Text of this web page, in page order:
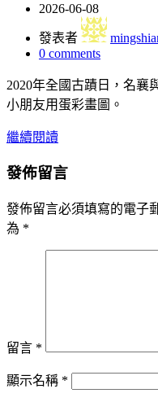
2026-06-08
發表者
0 comments
2020年全國古蹟日，名襄
小朋友用蛋彩畫圖。
繼續閱讀
發佈留言
發佈留言必須填寫的電子
為 *
留言 *
顯示名稱 *